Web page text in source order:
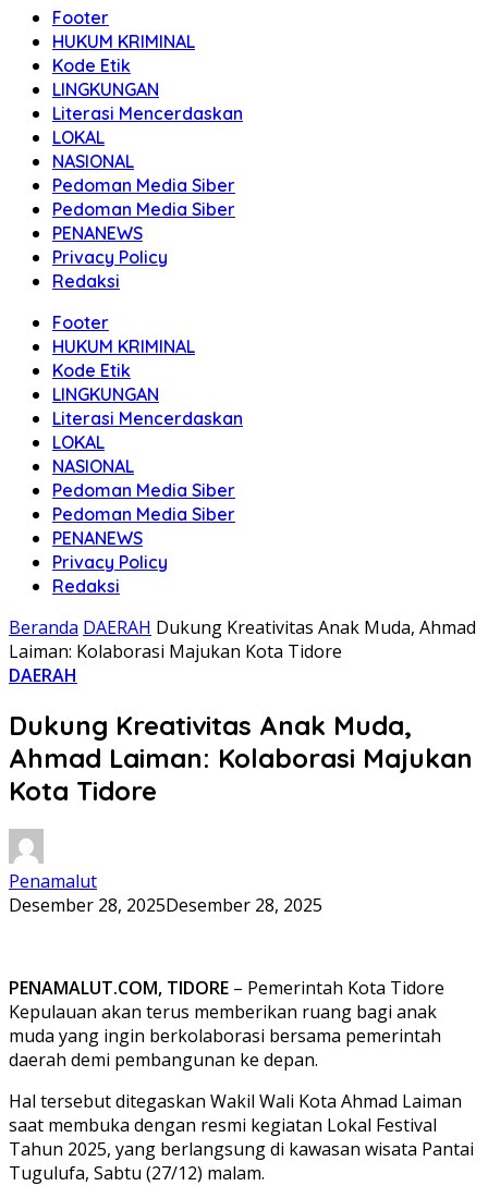
Footer
HUKUM KRIMINAL
Kode Etik
LINGKUNGAN
Literasi Mencerdaskan
LOKAL
NASIONAL
Pedoman Media Siber
Pedoman Media Siber
PENANEWS
Privacy Policy
Redaksi
Footer
HUKUM KRIMINAL
Kode Etik
LINGKUNGAN
Literasi Mencerdaskan
LOKAL
NASIONAL
Pedoman Media Siber
Pedoman Media Siber
PENANEWS
Privacy Policy
Redaksi
Beranda DAERAH Dukung Kreativitas Anak Muda, Ahmad
Laiman: Kolaborasi Majukan Kota Tidore
DAERAH
Dukung Kreativitas Anak Muda,
Ahmad Laiman: Kolaborasi Majukan
Kota Tidore
Penamalut
Desember 28, 2025Desember 28, 2025
PENAMALUT.COM, TIDORE – Pemerintah Kota Tidore
Kepulauan akan terus memberikan ruang bagi anak
muda yang ingin berkolaborasi bersama pemerintah
daerah demi pembangunan ke depan.
Hal tersebut ditegaskan Wakil Wali Kota Ahmad Laiman
saat membuka dengan resmi kegiatan Lokal Festival
Tahun 2025, yang berlangsung di kawasan wisata Pantai
Tugulufa, Sabtu (27/12) malam.